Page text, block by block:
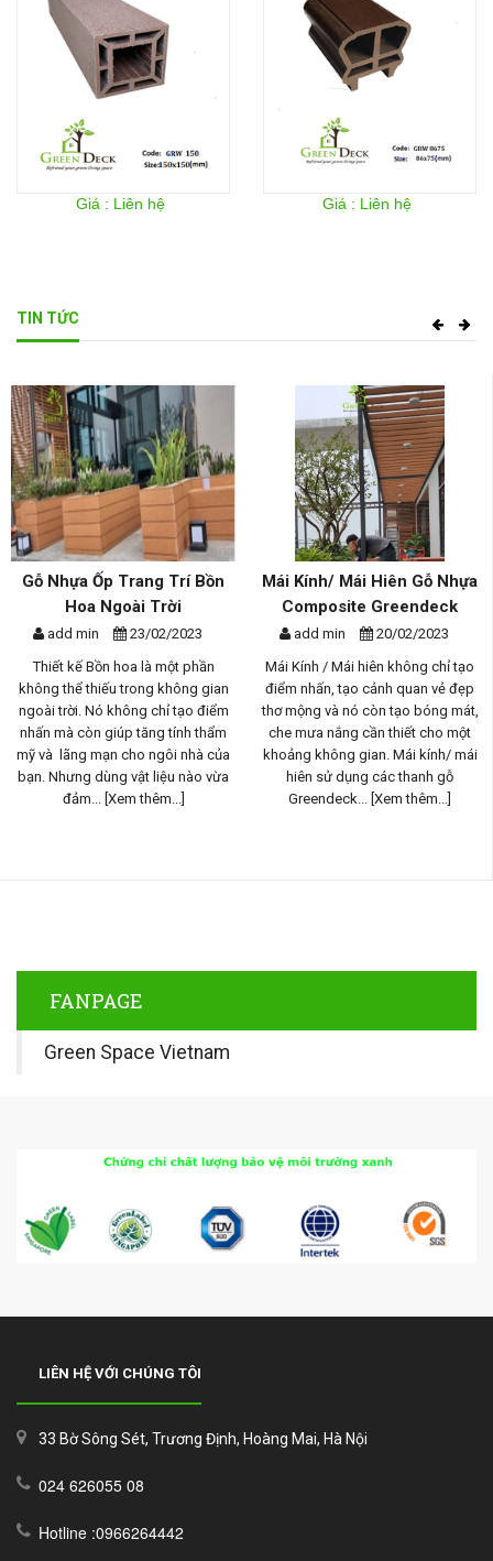
Giá : Liên hệ Giá : Liên hệ
TIN TỨC
Gỗ Nhựa Ốp Trang Trí Bồn
Hoa Ngoài Trời
add min
23/02/2023
Thiết kế Bồn hoa là một phần
không thể thiếu trong không gian
ngoài trời. Nó không chỉ tạo điểm
nhấn mà còn giúp tăng tính thẩm
mỹ và lãng mạn cho ngôi nhà của
bạn. Nhưng dùng vật liệu nào vừa
đảm...
[Xem thêm...]
Mái Kính/ Mái Hiên Gỗ Nhựa
Composite Greendeck
add min
20/02/2023
Mái Kính / Mái hiên không chỉ tạo
điểm nhấn, tạo cảnh quan vẻ đẹp
thơ mộng và nó còn tạo bóng mát,
che mưa nắng cần thiết cho một
khoảng không gian. Mái kính/ mái
hiên sử dụng các thanh gỗ
Greendeck...
[Xem thêm...]
FANPAGE
Green Space Vietnam
LIÊN HỆ VỚI CHÚNG TÔI
33 Bờ Sông Sét, Trương Định, Hoàng Mai, Hà Nội
024 626055 08
Hotline :0966264442